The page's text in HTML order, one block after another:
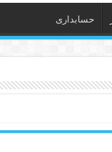
حسابداری